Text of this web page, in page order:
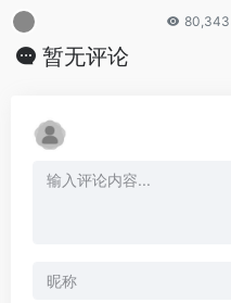
80,343
暂无评论